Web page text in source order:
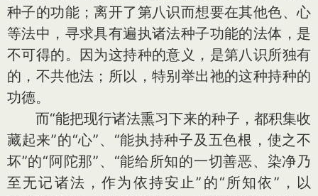
种子的功能；离开了第八识而想要在其他色、心
等法中，寻求具有遍执诸法种子功能的法体，是
不可得的。因为这持种的意义，是第八识所独有
的，不共他法；所以，特别举出祂的这种持种的
功德。
而“能把现行诸法熏习下来的种子，都积集收
藏起来”的“心”、“能执持种子及五色根，使之不
坏”的“阿陀那”、“能给所知的一切善恶、染净乃
至无记诸法，作为依持安止”的“所知依”，以